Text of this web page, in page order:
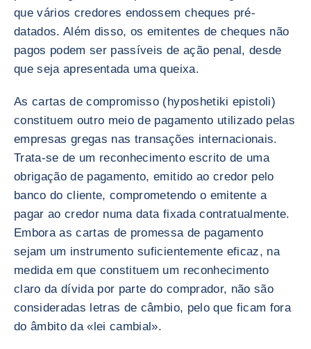
que vários credores endossem cheques pré-
datados. Além disso, os emitentes de cheques não
pagos podem ser passíveis de ação penal, desde
que seja apresentada uma queixa.
As cartas de compromisso (hyposhetiki epistoli)
constituem outro meio de pagamento utilizado pelas
empresas gregas nas transações internacionais.
Trata-se de um reconhecimento escrito de uma
obrigação de pagamento, emitido ao credor pelo
banco do cliente, comprometendo o emitente a
pagar ao credor numa data fixada contratualmente.
Embora as cartas de promessa de pagamento
sejam um instrumento suficientemente eficaz, na
medida em que constituem um reconhecimento
claro da dívida por parte do comprador, não são
consideradas letras de câmbio, pelo que ficam fora
do âmbito da «lei cambial».